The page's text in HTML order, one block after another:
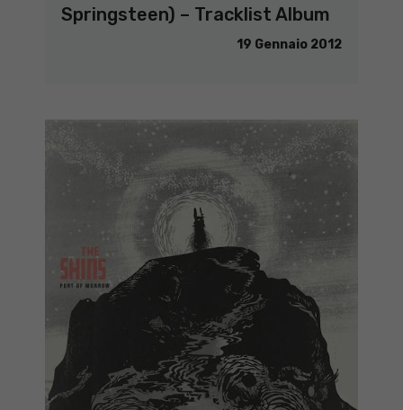
Springsteen) – Tracklist Album
19 Gennaio 2012